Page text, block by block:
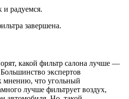
и радуемся.
завершена.
какой фильтр салона лучше —
экспертов
мнению, что угольный
лучше фильтрует воздух,